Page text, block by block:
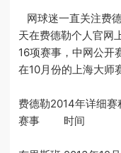
网球迷一直关注费
天在费德勒个人官网
16项赛事，中网公开
在10月份的上海大师
费德勒2014年详细赛
赛事 时间